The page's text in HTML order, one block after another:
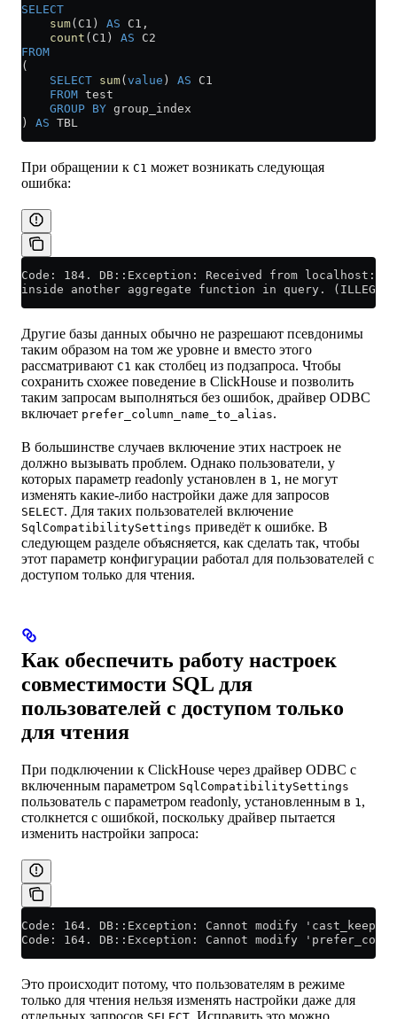
SELECT
    sum
(C1) AS C1,
    count
(C1) AS C2
FROM
(
    SELECT
sum( value ) AS C1
    FROM
test
    GROUP BY
group_index
) AS TBL
При обращении к C1 может возникать следующая
ошибка:
Code: 184. DB::Exception: Received from
inside another aggregate function in query.
Другие базы данных обычно не разрешают псевдонимы
таким образом на том же уровне и вместо этого
рассматривают C1 как столбец из подзапроса. Чтобы
сохранить схожее поведение в ClickHouse и позволить
таким запросам выполняться без ошибок, драйвер ODBC
включает prefer_column_name_to_alias.
В большинстве случаев включение этих настроек не
должно вызывать проблем. Однако пользователи, у
которых параметр readonly установлен в 1, не могут
изменять какие-либо настройки даже для запросов
SELECT. Для таких пользователей включение
SqlCompatibilitySettings приведёт к ошибке. В
следующем разделе объясняется, как сделать так, чтобы
этот параметр конфигурации работал для пользователей с
доступом только для чтения.
Как обеспечить работу настроек
совместимости SQL для
пользователей с доступом только
для чтения
При подключении к ClickHouse через драйвер ODBC с
включенным параметром SqlCompatibilitySettings
пользователь с параметром readonly, установленным в 1,
столкнется с ошибкой, поскольку драйвер пытается
изменить настройки запроса:
Code: 164. DB::Exception: Cannot modify
Code: 164. DB::Exception: Cannot modify
Это происходит потому, что пользователям в режиме
только для чтения нельзя изменять настройки даже для